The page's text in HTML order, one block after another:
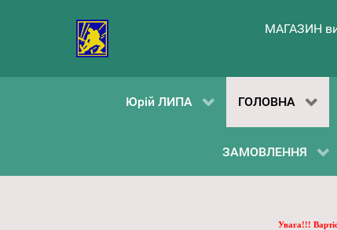
МАГАЗИН
Юрій ЛИПА ГОЛОВНА
ЗАМОВЛЕННЯ
Увага!!!